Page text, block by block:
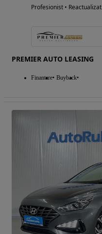
Profesionist • Reactualizat
PREMIER AUTO LEASING
Finantare Buyback